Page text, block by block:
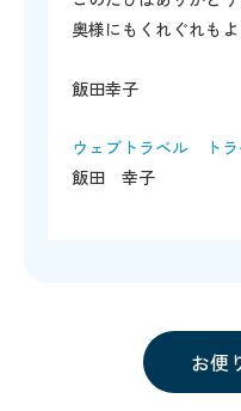
奥様にもくれぐれも
飯田幸子
ウェブトラベル トラ
飯田 幸子
お便